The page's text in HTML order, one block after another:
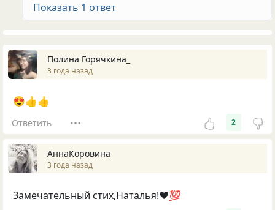
Показать 1 ответ
Полина Горячкина_
3 года назад
😍👍👍
Ответить 2
АннаКоровина
3 года назад
Замечательный стих,Наталья!❤️💯